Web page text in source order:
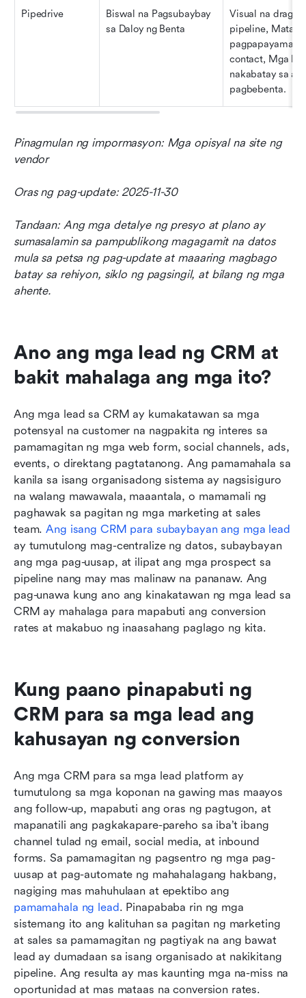
Pipedrive
Biswal na Pagsubaybay
sa Daloy ng Benta
Visual na drag-
pipeline,
pagpapayaman
contact, Mga
nakabatay sa
pagbebenta.
Pinagmulan ng impormasyon: Mga opisyal na site ng
vendor
Oras ng pag-update: 2025-11-30
Tandaan: Ang mga detalye ng presyo at plano ay
sumasalamin sa pampublikong magagamit na datos
mula sa petsa ng pag-update at maaaring magbago
batay sa rehiyon, siklo ng pagsingil, at bilang ng mga
ahente.
Ano ang mga lead ng CRM at
bakit mahalaga ang mga ito?
Ang mga lead sa CRM ay kumakatawan sa mga
potensyal na customer na nagpakita ng interes sa
pamamagitan ng mga web form, social channels, ads,
events, o direktang pagtatanong. Ang pamamahala sa
kanila sa isang organisadong sistema ay nagsisiguro
na walang mawawala, maaantala, o mamamali ng
paghawak sa pagitan ng mga marketing at sales
team. Ang isang CRM para subaybayan ang mga lead
ay tumutulong mag-centralize ng datos, subaybayan
ang mga pag-uusap, at ilipat ang mga prospect sa
pipeline nang may mas malinaw na pananaw. Ang
pag-unawa kung ano ang kinakatawan ng mga lead sa
CRM ay mahalaga para mapabuti ang conversion
rates at makabuo ng inaasahang paglago ng kita.
Kung paano pinapabuti ng
CRM para sa mga lead ang
kahusayan ng conversion
Ang mga CRM para sa mga lead platform ay
tumutulong sa mga koponan na gawing mas maayos
ang follow-up, mapabuti ang oras ng pagtugon, at
mapanatili ang pagkakapare-pareho sa iba’t ibang
channel tulad ng email, social media, at inbound
forms. Sa pamamagitan ng pagsentro ng mga pag-
uusap at pag-automate ng mahahalagang hakbang,
pamamahala ng lead. Pinapababa rin ng mga
sistemang ito ang kalituhan sa pagitan ng marketing
at sales sa pamamagitan ng pagtiyak na ang bawat
lead ay dumadaan sa isang organisado at nakikitang
pipeline. Ang resulta ay mas kaunting mga na-miss na
oportunidad at mas mataas na conversion rates.